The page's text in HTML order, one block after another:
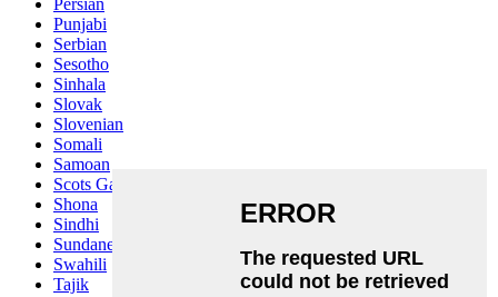
Punjabi
Serbian
Sesotho
Sinhala
Slovak
Slovenian
Somali
Samoan
Scots Gaelic
Shona
Sindhi
Sundanese
Swahili
Tajik